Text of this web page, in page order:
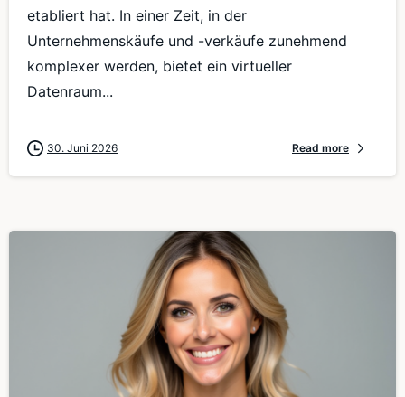
etabliert hat. In einer Zeit, in der
Unternehmenskäufe und -verkäufe zunehmend
komplexer werden, bietet ein virtueller
Datenraum...
30. Juni 2026 Read more